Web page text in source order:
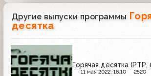
Другие выпуски программы
десятка
Горячая десятка (РТР,
11 мая 2022, 16:10 2520